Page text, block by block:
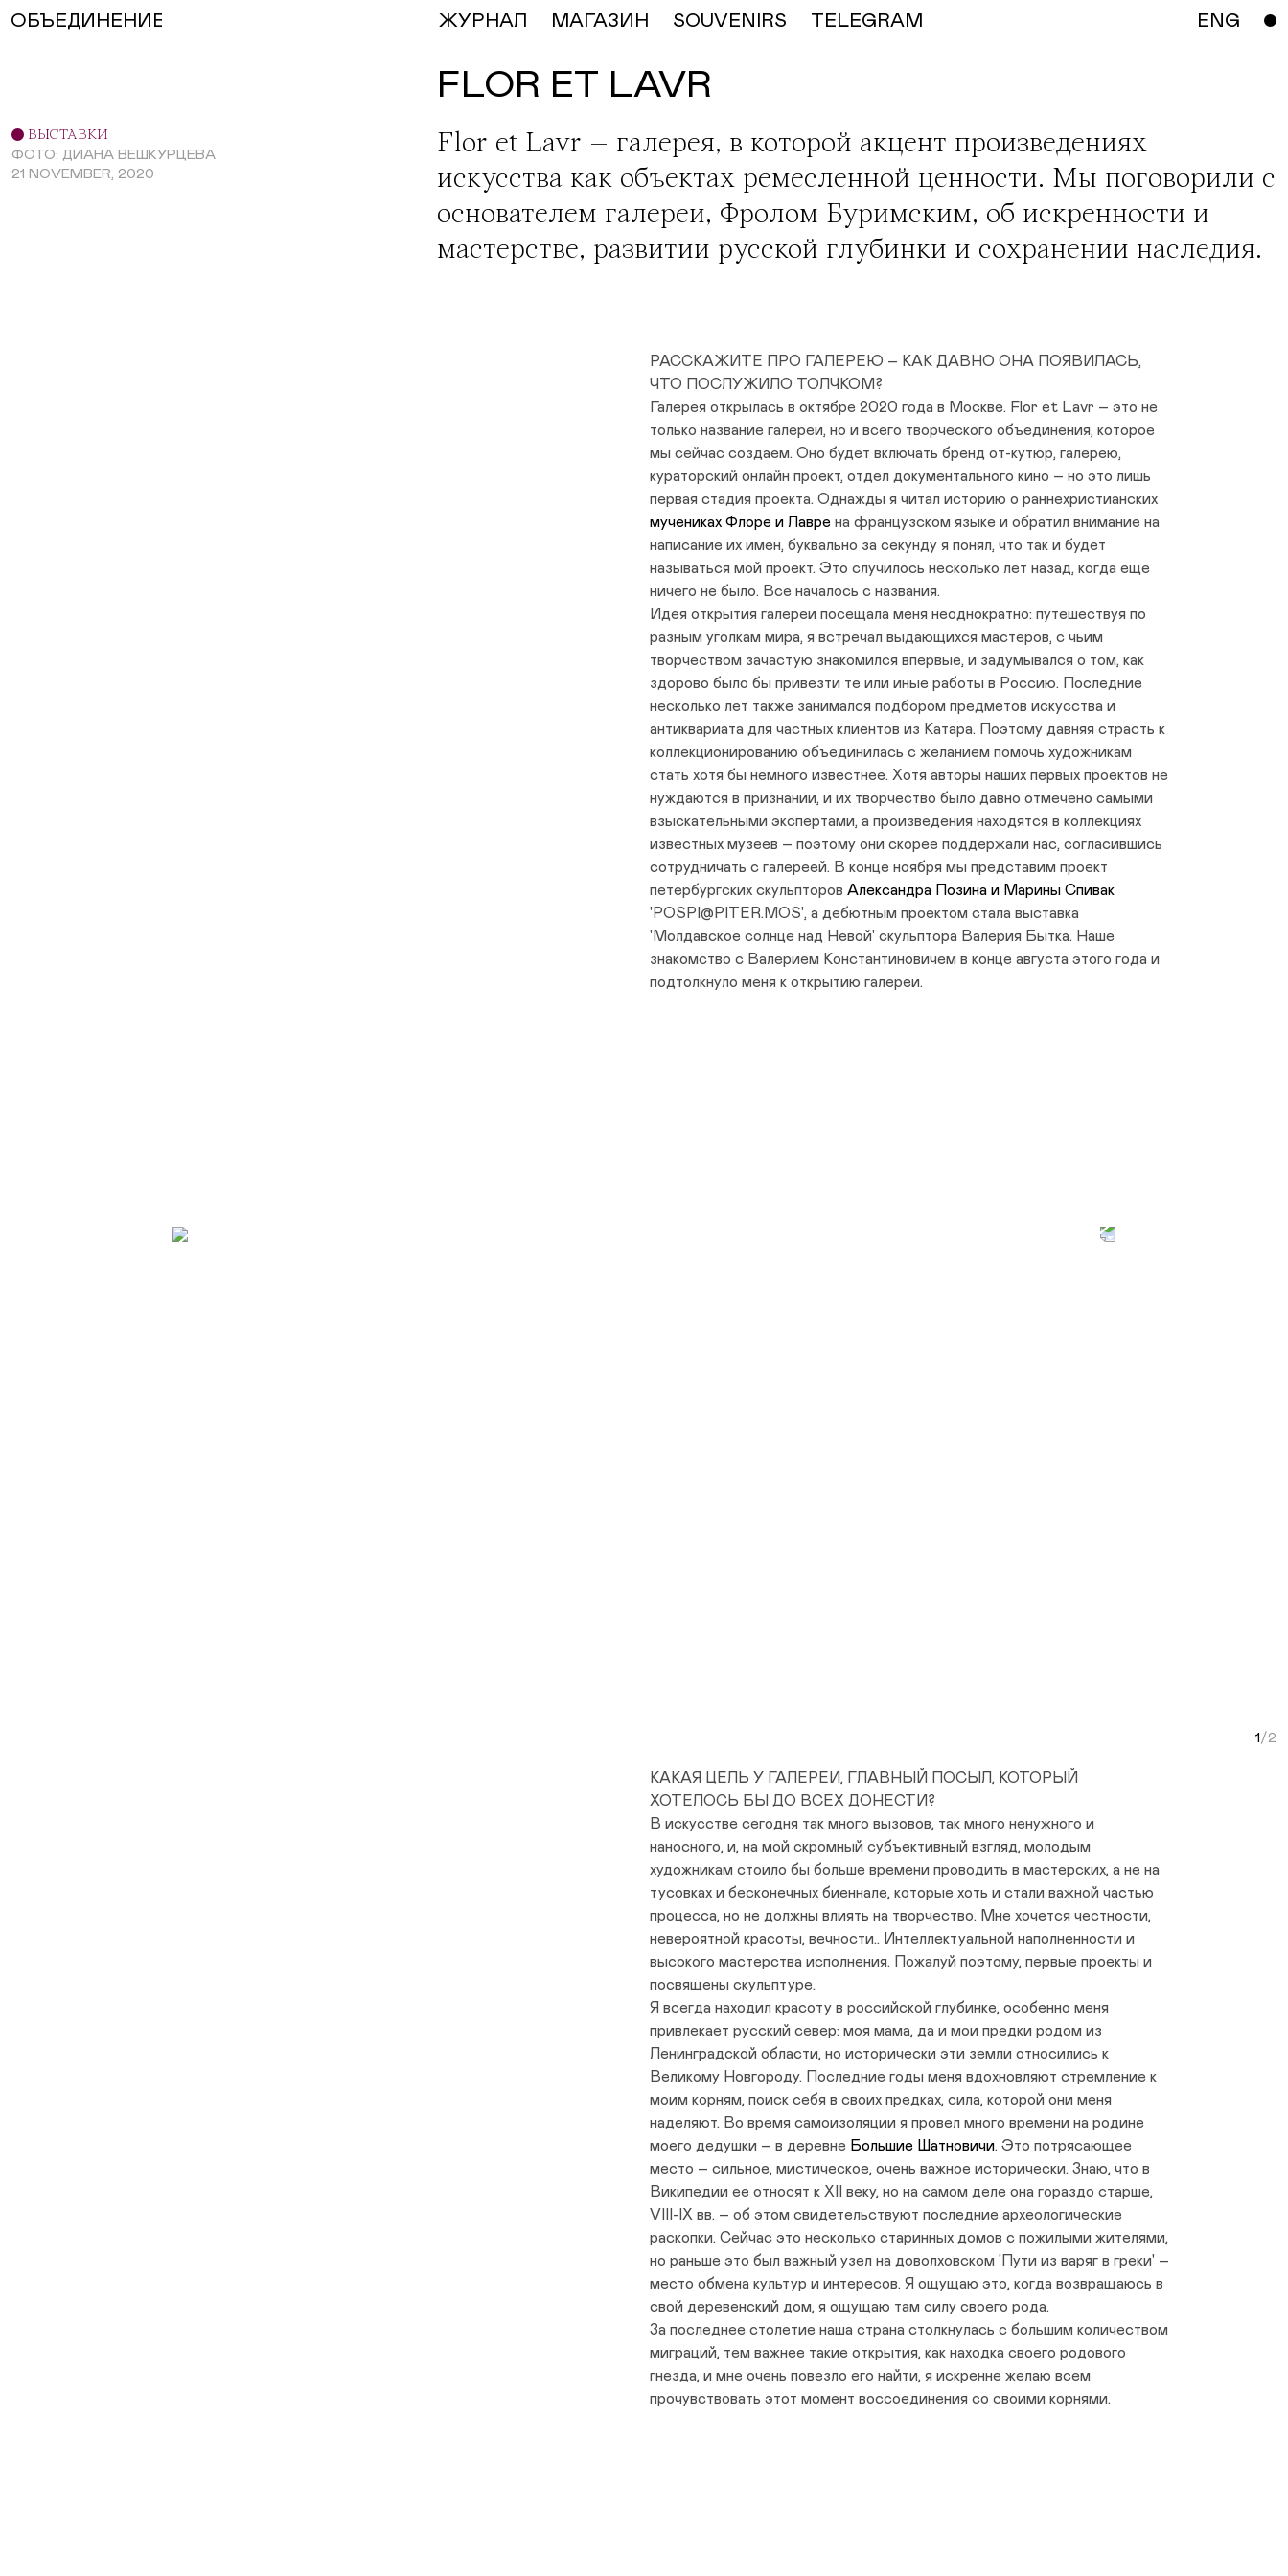
ОБЪЕДИНЕНИЕ ЖУРНАЛ МАГАЗИН SOUVENIRS TELEGRAM ENG
FLOR ET LAVR
ВЫСТАВКИ
ФОТО: ДИАНА ВЕШКУРЦЕВА
21 NOVEMBER, 2020
Flor et Lavr – галерея, в которой акцент произведениях
искусства как объектах ремесленной ценности. Мы поговорили с
основателем галереи, Фролом Буримским, об искренности и
мастерстве, развитии русской глубинки и сохранении наследия.
РАССКАЖИТЕ ПРО ГАЛЕРЕЮ – КАК ДАВНО ОНА ПОЯВИЛАСЬ,
ЧТО ПОСЛУЖИЛО ТОЛЧКОМ?
Галерея открылась в октябре 2020 года в Москве. Flor et Lavr – это не
только название галереи, но и всего творческого объединения, которое
мы сейчас создаем. Оно будет включать бренд от-кутюр, галерею,
кураторский онлайн проект, отдел документального кино – но это лишь
первая стадия проекта. Однажды я читал историю о раннехристианских
мучениках Флоре и Лаврена французском языке и обратил внимание на
написание их имен, буквально за секунду я понял, что так и будет
называться мой проект. Это случилось несколько лет назад, когда еще
ничего не было. Все началось с названия.
Идея открытия галереи посещала меня неоднократно: путешествуя по
разным уголкам мира, я встречал выдающихся мастеров, с чьим
творчеством зачастую знакомился впервые, и задумывался о том, как
здорово было бы привезти те или иные работы в Россию. Последние
несколько лет также занимался подбором предметов искусства и
антиквариата для частных клиентов из Катара. Поэтому давняя страсть к
коллекционированию объединилась с желанием помочь художникам
стать хотя бы немного известнее. Хотя авторы наших первых проектов не
нуждаются в признании, и их творчество было давно отмечено самыми
взыскательными экспертами, а произведения находятся в коллекциях
известных музеев – поэтому они скорее поддержали нас, согласившись
сотрудничать с галереей. В конце ноября мы представим проект
петербургских скульпторов Александра Позина и Марины Спивак
'POSPI@PITER.MOS', а дебютным проектом стала выставка
'Молдавское солнце над Невой' скульптора Валерия Бытка. Наше
знакомство с Валерием Константиновичем в конце августа этого года и
подтолкнуло меня к открытию галереи.
КАКАЯ ЦЕЛЬ У ГАЛЕРЕИ, ГЛАВНЫЙ ПОСЫЛ, КОТОРЫЙ
ХОТЕЛОСЬ БЫ ДО ВСЕХ ДОНЕСТИ?
В искусстве сегодня так много вызовов, так много ненужного и
наносного, и, на мой скромный субъективный взгляд, молодым
художникам стоило бы больше времени проводить в мастерских, а не на
тусовках и бесконечных биеннале, которые хоть и стали важной частью
процесса, но не должны влиять на творчество. Мне хочется честности,
невероятной красоты, вечности.. Интеллектуальной наполненности и
высокого мастерства исполнения. Пожалуй поэтому, первые проекты и
посвящены скульптуре.
Я всегда находил красоту в российской глубинке, особенно меня
привлекает русский север: моя мама, да и мои предки родом из
Ленинградской области, но исторически эти земли относились к
Великому Новгороду. Последние годы меня вдохновляют стремление к
моим корням, поиск себя в своих предках, сила, которой они меня
наделяют. Во время самоизоляции я провел много времени на родине
моего дедушки – в деревне Большие Шатновичи. Это потрясающее
место – сильное, мистическое, очень важное исторически. Знаю, что в
Википедии ее относят к XII веку, но на самом деле она гораздо старше,
VIII-IX вв. – об этом свидетельствуют последние археологические
раскопки. Сейчас это несколько старинных домов с пожилыми жителями,
но раньше это был важный узел на доволховском 'Пути из варяг в греки' –
место обмена культур и интересов. Я ощущаю это, когда возвращаюсь в
свой деревенский дом, я ощущаю там силу своего рода.
За последнее столетие наша страна столкнулась с большим количеством
миграций, тем важнее такие открытия, как находка своего родового
гнезда, и мне очень повезло его найти, я искренне желаю всем
прочувствовать этот момент воссоединения со своими корнями.